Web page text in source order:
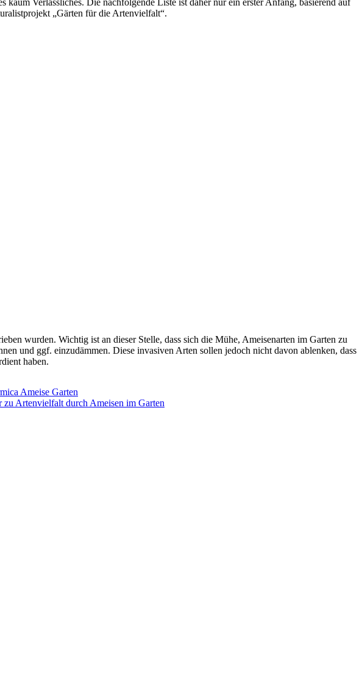
Verlässliches. Die nachfolgende Liste ist daher nur ein erster Anfang, basierend auf
„Gärten für die Artenvielfalt“.
wurden. Wichtig ist an dieser Stelle, dass sich die Mühe, Ameisenarten im Garten zu
und ggf. einzudämmen. Diese invasiven Arten sollen jedoch nicht davon ablenken, dass
haben.
zu Artenvielfalt durch Ameisen im Garten